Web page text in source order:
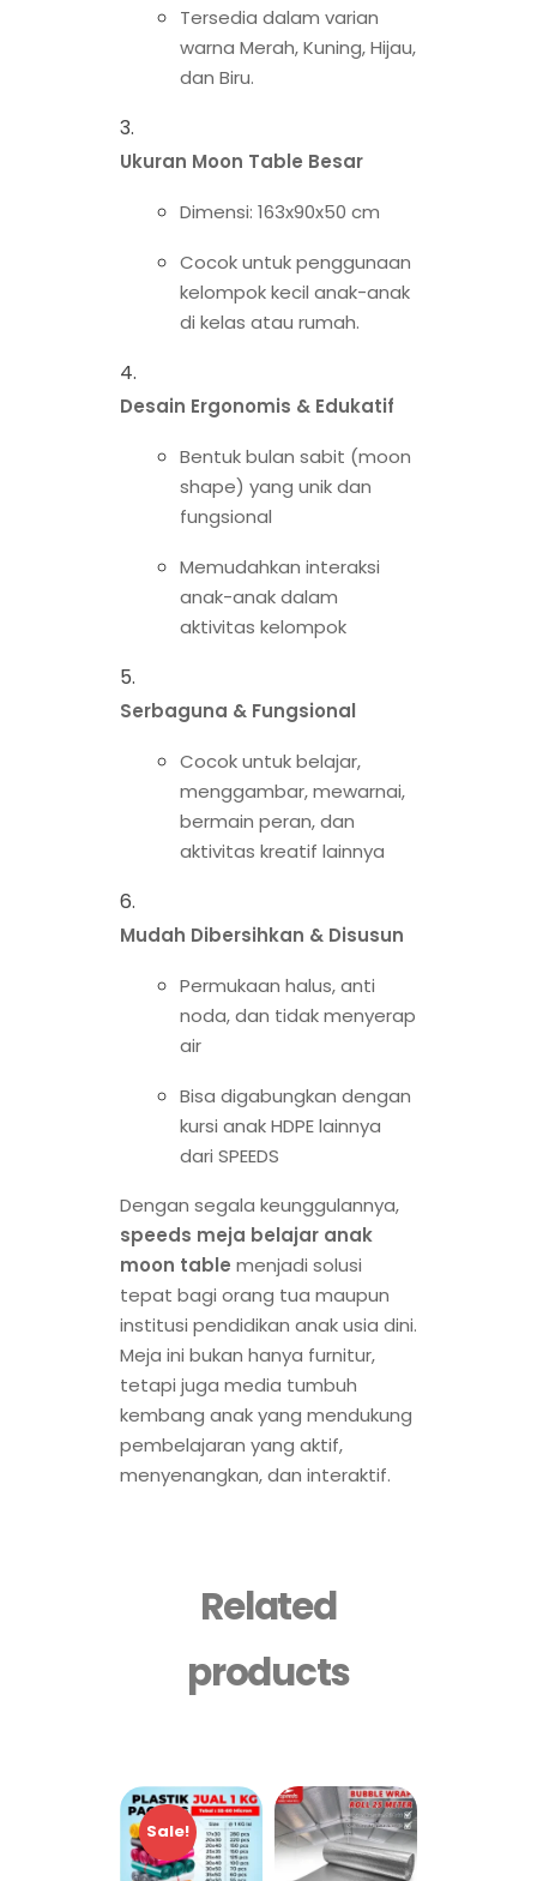
Tersedia dalam varian
warna Merah, Kuning, Hijau,
dan Biru.
Ukuran Moon Table Besar
Dimensi: 163x90x50 cm
Cocok untuk penggunaan
kelompok kecil anak-anak
di kelas atau rumah.
Desain Ergonomis & Edukatif
Bentuk bulan sabit (moon
shape) yang unik dan
fungsional
Memudahkan interaksi
anak-anak dalam
aktivitas kelompok
Serbaguna & Fungsional
Cocok untuk belajar,
menggambar, mewarnai,
bermain peran, dan
aktivitas kreatif lainnya
Mudah Dibersihkan & Disusun
Permukaan halus, anti
noda, dan tidak menyerap
air
Bisa digabungkan dengan
kursi anak HDPE lainnya
dari SPEEDS
Dengan segala keunggulannya,
speeds meja belajar anak
moon table menjadi solusi
tepat bagi orang tua maupun
institusi pendidikan anak usia dini.
Meja ini bukan hanya furnitur,
tetapi juga media tumbuh
kembang anak yang mendukung
pembelajaran yang aktif,
menyenangkan, dan interaktif.
Related
products
Sale!